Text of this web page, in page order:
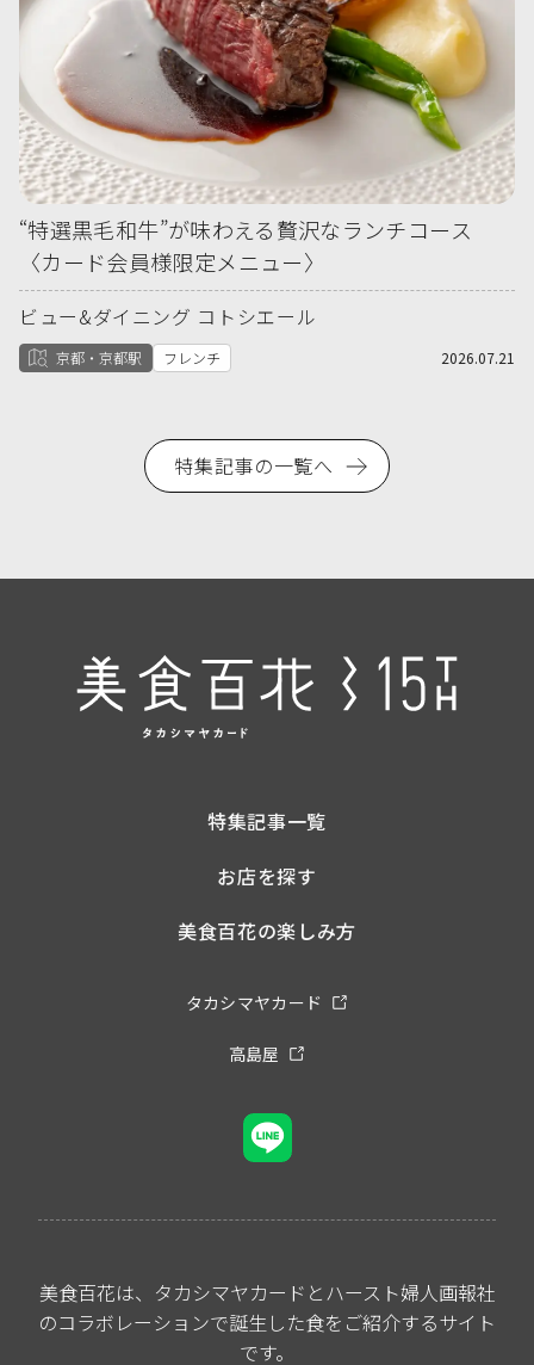
“特選黒毛和牛”が味わえる贅沢なランチコース
〈カード会員様限定メニュー〉
ビュー&ダイニング コトシエール
京都・京都駅 フレンチ 2026.07.21
特集記事の一覧へ
特集記事一覧
お店を探す
美食百花の楽しみ方
タカシマヤカード
高島屋
美食百花は、タカシマヤカードとハースト婦人画報社
のコラボレーションで誕生した食をご紹介するサイト
です。